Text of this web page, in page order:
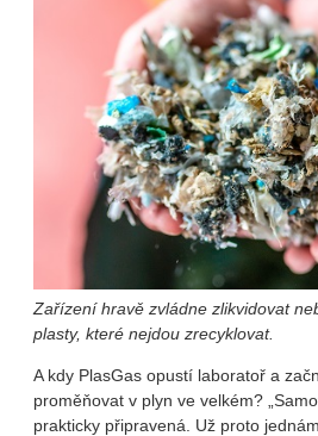
Zařízení hravě zvládne zlikvidovat
plasty, které nejdou zrecyklovat.
A kdy PlasGas opustí laboratoř a
proměňovat v plyn ve velkém?
prakticky připravená. Už proto